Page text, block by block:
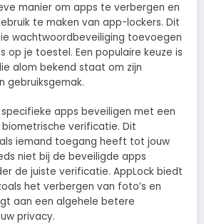
manier om apps te verbergen en
te maken van app-lockers. Dit
wachtwoordbeveiliging toevoegen
op je toestel. Een populaire keuze is
alom bekend staat om zijn
gebruiksgemak.
specifieke apps beveiligen met een
verificatie. Dit
iemand toegang heeft tot jouw
niet bij de beveiligde apps
de juiste verificatie. AppLock biedt
het verbergen van foto’s en
aan een algehele betere
privacy.